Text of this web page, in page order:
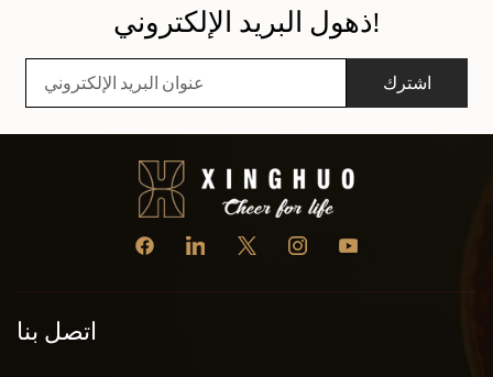
ذهول البريد الإلكتروني!
اشترك
اتصل بنا